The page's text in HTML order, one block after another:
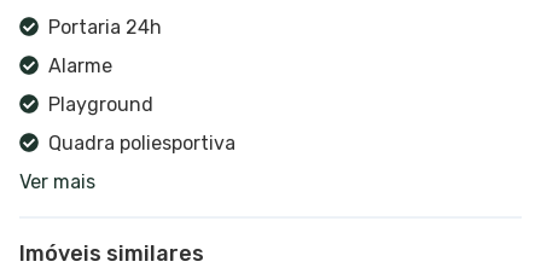
Portaria 24h
Alarme
Playground
Quadra poliesportiva
Salão de festas
Jardim
Ver mais
Imóveis similares